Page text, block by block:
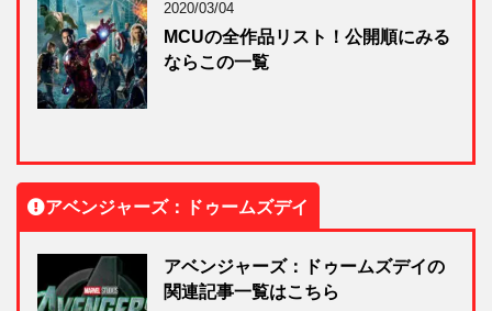
2020/03/04
MCUの全作品リスト！公開順にみる
ならこの一覧
アベンジャーズ：ドゥームズデイ
アベンジャーズ：ドゥームズデイの
関連記事一覧はこちら